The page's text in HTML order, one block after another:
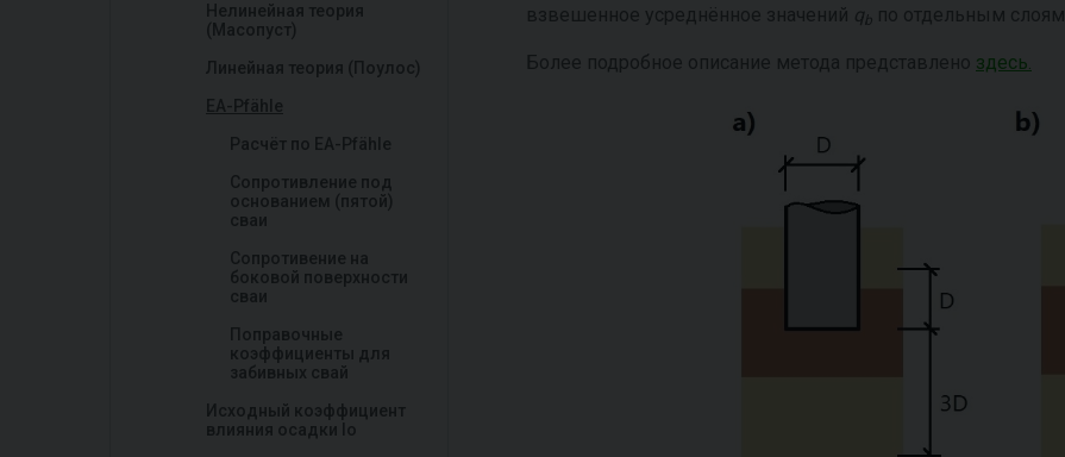
Нелинейная теория
(Масопуст)
Линейная теория (Поулос)
EA-Pfähle
Расчёт по EA-Pfähle
Сопротивление под
основанием (пятой)
сваи
Сопротивение на
боковой поверхности
сваи
Поправочные
коэффициенты для
забивных свай
Исходный коэффициент
влияния осадки Io
взвешенное усреднённое значений qb по отдельным слоям.
Более подробное описание метода представлено ​​ здесь.